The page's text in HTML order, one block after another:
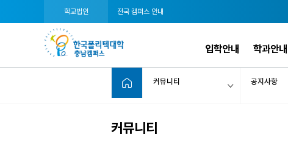
학교법인 전국 캠퍼스 안내
입학안내 학과안내
커뮤니티 공지사항
커뮤니티